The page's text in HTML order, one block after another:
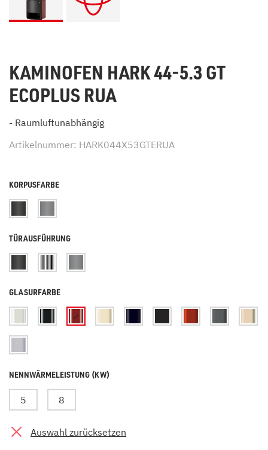
KAMINOFEN HARK 44-5.3 GT
ECOPLUS RUA
- Raumluftunabhängig
Artikelnummer: HARK044X53GTERUA
KORPUSFARBE
TÜRAUSFÜHRUNG
GLASURFARBE
NENNWÄRMELEISTUNG (KW)
5 8
Auswahl zurücksetzen